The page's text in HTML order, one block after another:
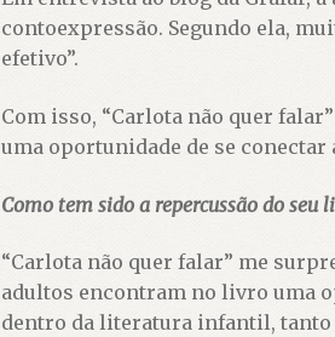
contoexpressão. Segundo ela,
efetivo”.
Com isso, “Carlota não quer
uma oportunidade de se
Como tem sido a repercussão do seu
“Carlota não quer falar” me
adultos encontram no livro uma
dentro da literatura infantil, tanto